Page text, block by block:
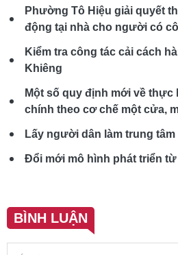
Phường Tô Hiệu giải quyết
động tại nhà cho người có
Kiểm tra công tác cải cách
Khiêng
Một số quy định mới về thực
chính theo cơ chế một cửa,
Lấy người dân làm trung
Đổi mới mô hình phát triển
BÌNH LUẬN